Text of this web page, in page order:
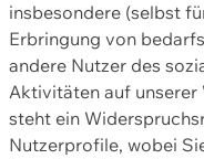
insbesondere (selbst
Erbringung von
andere Nutzer des
Aktivitäten auf unserer
steht ein
Nutzerprofile, wobei